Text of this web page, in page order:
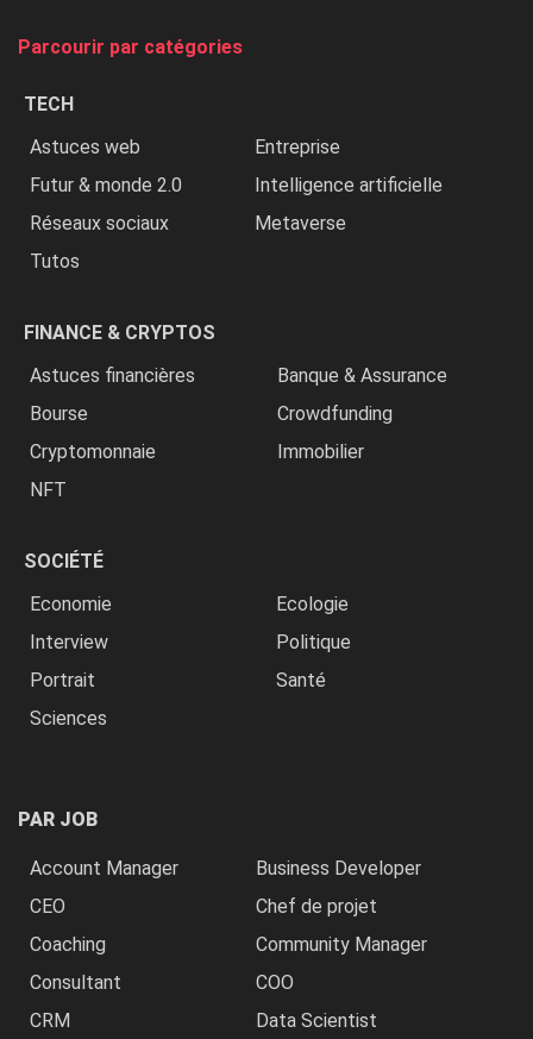
Parcourir par catégories
TECH
Astuces web
Entreprise
Futur & monde 2.0
Intelligence artificielle
Réseaux sociaux
Metaverse
Tutos
FINANCE & CRYPTOS
Astuces financières
Banque & Assurance
Bourse
Crowdfunding
Cryptomonnaie
Immobilier
NFT
SOCIÉTÉ
Economie
Ecologie
Interview
Politique
Portrait
Santé
Sciences
PAR JOB
Account Manager
Business Developer
CEO
Chef de projet
Coaching
Community Manager
Consultant
COO
CRM
Data Scientist